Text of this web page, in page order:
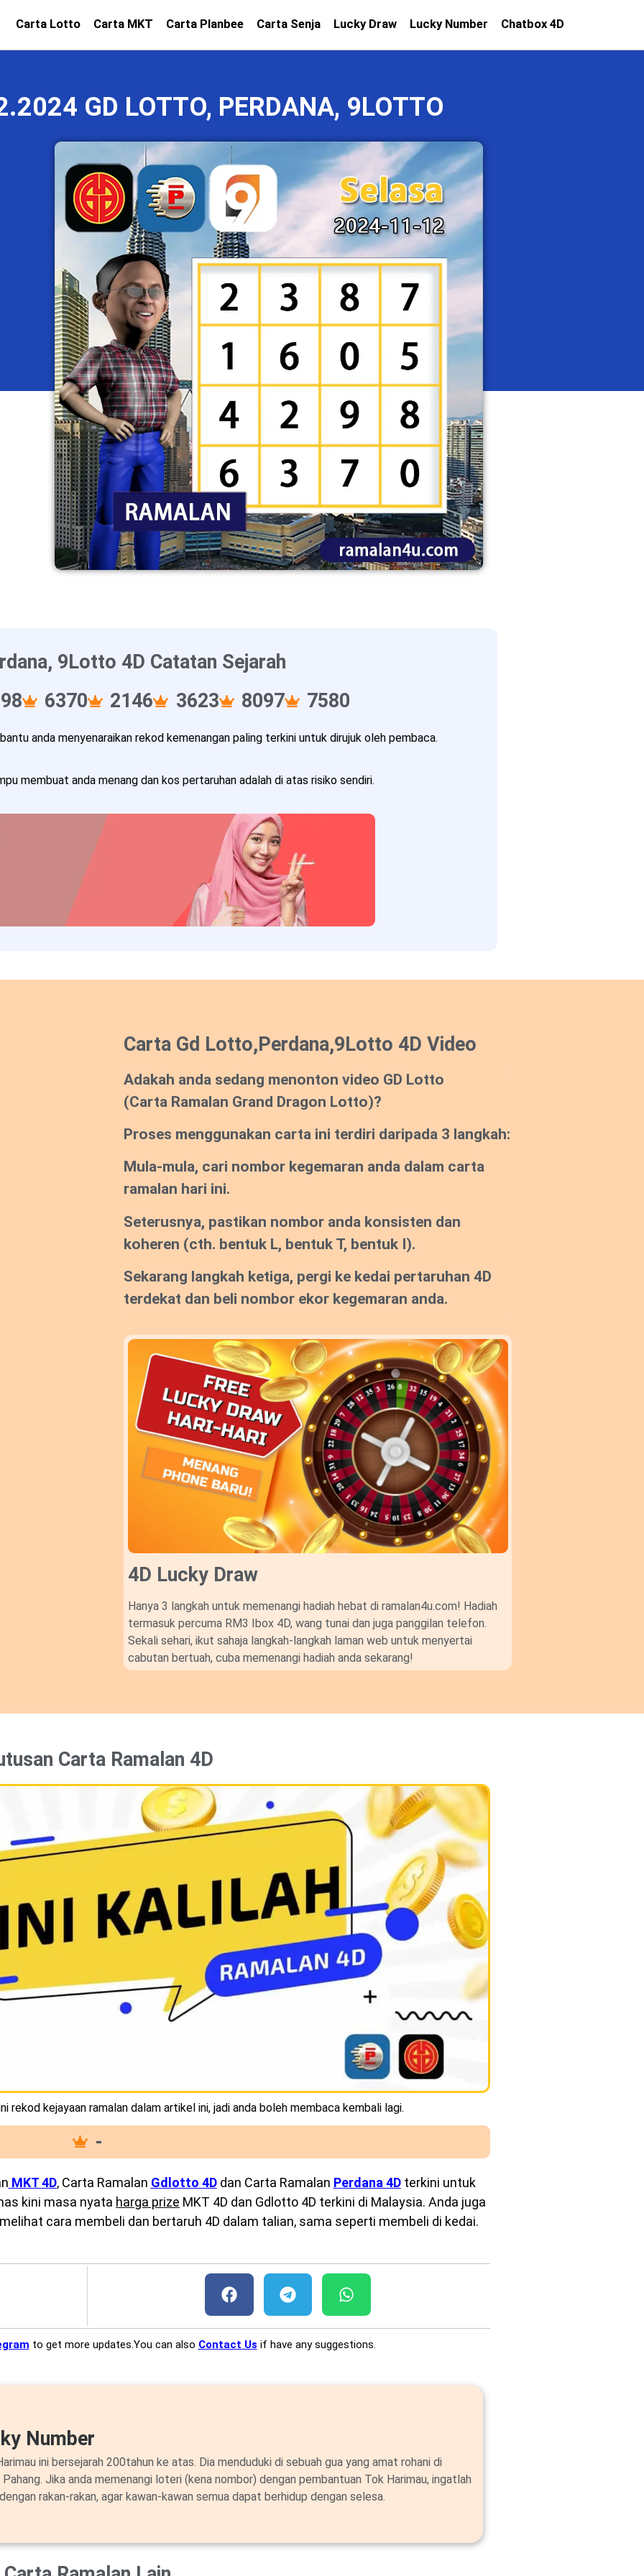
Carta Lotto Carta MKT Carta Planbee Carta Senja Lucky Draw Lucky Number Chatbox 4D
GD LOTTO, PERDANA, 9LOTTO
9Lotto 4D Catatan Sejarah
6370 2146 3623 8097 7580
anda menyenaraikan rekod kemenangan paling terkini untuk dirujuk oleh pembaca.
membuat anda menang dan kos pertaruhan adalah di atas risiko sendiri.
Carta Gd Lotto,Perdana,9Lotto 4D Video
Adakah anda sedang menonton video GD Lotto
(Carta Ramalan Grand Dragon Lotto)?
Proses menggunakan carta ini terdiri daripada 3 langkah:
Mula-mula, cari nombor kegemaran anda dalam carta
ramalan hari ini.
Seterusnya, pastikan nombor anda konsisten dan
koheren (cth. bentuk L, bentuk T, bentuk I).
Sekarang langkah ketiga, pergi ke kedai pertaruhan 4D
terdekat dan beli nombor ekor kegemaran anda.
4D Lucky Draw​
Hanya 3 langkah untuk memenangi hadiah hebat di ramalan4u.com! Hadiah
termasuk percuma RM3 Ibox 4D, wang tunai dan juga panggilan telefon.
Sekali sehari, ikut sahaja langkah-langkah laman web untuk menyertai
cabutan bertuah, cuba memenangi hadiah anda sekarang!
Carta Ramalan 4D
rekod kejayaan ramalan dalam artikel ini, jadi anda boleh membaca kembali lagi.
-
MKT4D, Carta Ramalan Gdlotto 4Ddan Carta Ramalan Perdana 4Dterkini untuk
kini masa nyata harga prize MKT 4D dan Gdlotto 4D terkini di Malaysia. Anda juga
cara membeli dan bertaruh 4D dalam talian, sama seperti membeli di kedai.
to get more updates.You can also Contact Us if have any suggestions.
Number
ini bersejarah 200tahun ke atas. Dia menduduki di sebuah gua yang amat rohani di
Jika anda memenangi loteri (kena nombor) dengan pembantuan Tok Harimau, ingatlah
rakan-rakan, agar kawan-kawan semua dapat berhidup dengan selesa.